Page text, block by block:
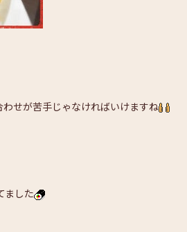
せが苦手じゃなければいけますね
ました